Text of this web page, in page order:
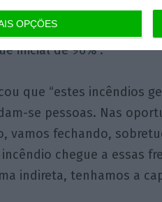
OPÇÕES
. “O restante dispositivo
inicial, que é o que
inicial de 96%”.
que “estes incêndios
se pessoas. Nas
vamos fechando,
chegue a essas
indireta, tenhamos a